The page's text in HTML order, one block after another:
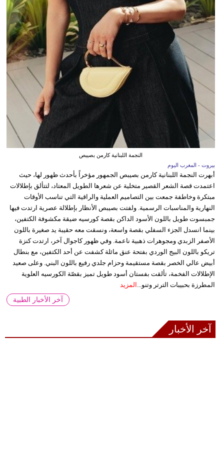
النجمة اللبنانية كارمن بصيبص
بيروت - المغرب اليوم
أبهرت النجمة اللبنانية كارمن بصيبص الجمهور مؤخراً بأحدث ظهور لها، حيث
اعتمدت قصة الشعر القصير متخلية عن شعرها الطويل المعتاد، لتتألق بإطلالات
مبتكرة وخاطفة جمعت بين التصاميم العملية والراقية التي تناسب الأوقات
النهارية والمناسبات الرسمية. ولفتت بصيبص الأنظار بإطلالة عصرية ارتدت فيها
جمبسوت طويل باللون الأسود الداكن بقصة كورسيه ضيقة مكشوفة الكتفين،
بينما انسدل الجزء السفلي بقصة واسعة، ونسقت معه حقيبة يد صغيرة باللون
الأصفر الزبدي ومجوهرات ذهبية ناعمة. وفي ظهور كاجوال آخر، ارتدت كنزة
تريكو باللون البيج الوردي بفتحة عنق مائلة كشفت عن أحد الكتفين، مع بنطال
أبيض عالي الخصر بقصة مستقيمة وحزام جلدي رفيع باللون البني. وعلى صعيد
الإطلالات الفخمة، تألقت بفستان أسود طويل تميز بقصّة الكورسيه العلوية
المطرزة بحبيبات الترتر وتنو... المزيد
آخر الأخبار الطبية
آخر الأخبار